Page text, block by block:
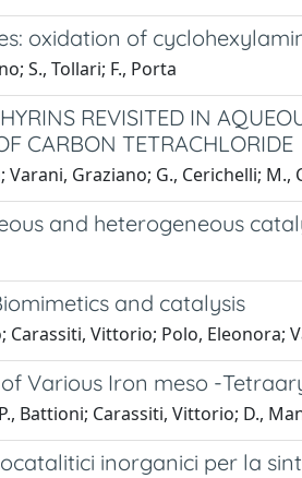
oxidation of
S., Tollari; F., Porta
REVISITED IN
CARBON TETRACHLORIDE
Graziano; G., Cerichelli; M.,
and heterogeneous
and catalysis
Vittorio; Polo, Eleonora;
Various Iron meso -
Battioni; Carassiti, Vittorio; D.,
inorganici per la